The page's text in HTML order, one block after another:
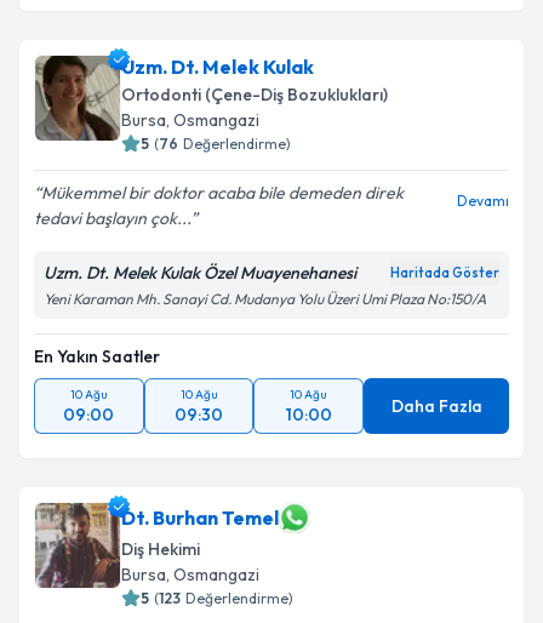
Uzm. Dt. Melek Kulak
Ortodonti (Çene-Diş Bozuklukları)
Bursa, Osmangazi
5 (76 Değerlendirme)
Mükemmel bir doktor acaba bile demeden direk
tedavi başlayın çok...
Devamı
Uzm. Dt. Melek Kulak Özel Muayenehanesi Haritada Göster
Yeni Karaman Mh. Sanayi Cd. Mudanya Yolu Üzeri Umi Plaza No:150/A
En Yakın Saatler
10 Ağu
09:00
10 Ağu
09:30
10 Ağu
10:00 Daha Fazla
Dt. Burhan Temel
Diş Hekimi
Bursa, Osmangazi
5 (123 Değerlendirme)